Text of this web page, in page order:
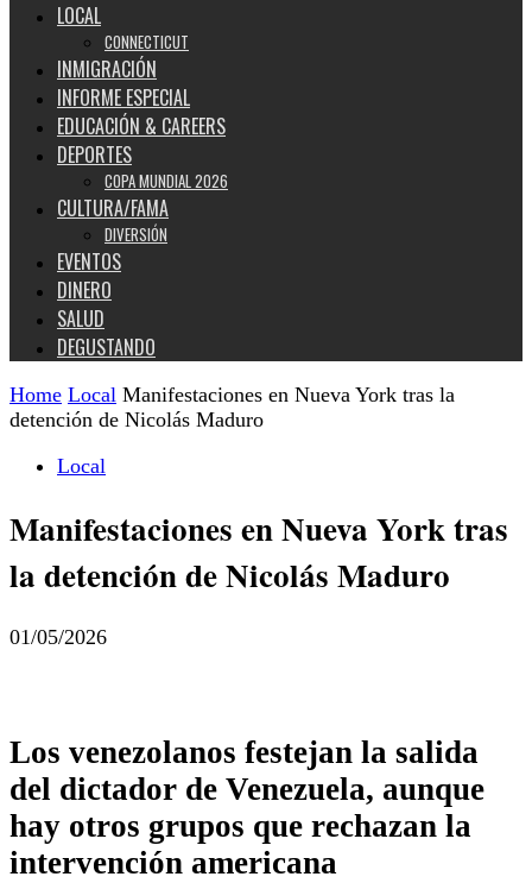
LOCAL
CONNECTICUT
INMIGRACIÓN
INFORME ESPECIAL
EDUCACIÓN & CAREERS
DEPORTES
COPA MUNDIAL 2026
CULTURA/FAMA
DIVERSIÓN
EVENTOS
DINERO
SALUD
DEGUSTANDO
Home Local Manifestaciones en Nueva York tras la
detención de Nicolás Maduro
Local
Manifestaciones en Nueva York tras
la detención de Nicolás Maduro
01/05/2026
Los venezolanos festejan la salida
del dictador de Venezuela, aunque
hay otros grupos que rechazan la
intervención americana